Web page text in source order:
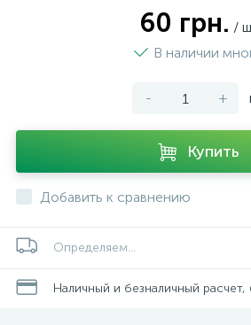
60 грн. /
В наличии
- +
Купить
Добавить к сравнению
Определяем...
Наличный и безналичный расчет,